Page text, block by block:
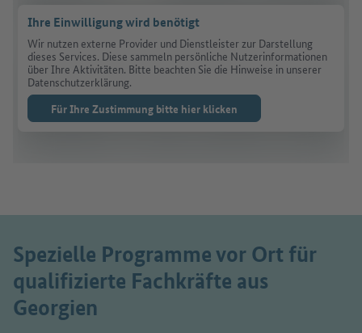
Ihre Einwilligung wird benötigt
Wir nutzen externe Provider und Dienstleister zur Darstellung
dieses Services. Diese sammeln persönliche Nutzerinformationen
über Ihre Aktivitäten. Bitte beachten Sie die Hinweise in unserer
Datenschutzerklärung.
Für Ihre Zustimmung bitte hier klicken
Spezielle Programme vor Ort für
qualifizierte Fachkräfte aus
Georgien